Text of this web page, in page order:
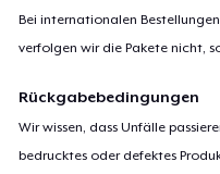
Bei internationalen
verfolgen wir die Pakete nicht,
Rückgabebedingungen
Wir wissen, dass Unfälle
bedrucktes oder defektes